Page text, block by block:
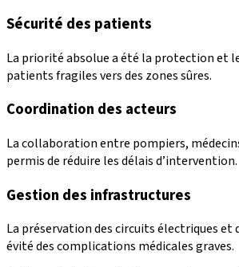
Sécurité des patients
La priorité absolue a été la protection et
patients fragiles vers des zones sûres.
Coordination des acteurs
La collaboration entre pompiers,
permis de réduire les délais d’intervention.
Gestion des infrastructures
La préservation des circuits électriques et
évité des complications médicales graves.